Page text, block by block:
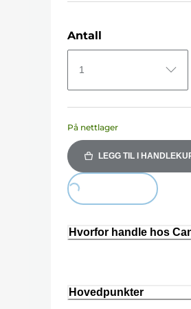
Antall
1
På nettlager
LEGG TIL I
Loading...
Hvorfor handle hos
Hovedpunkter